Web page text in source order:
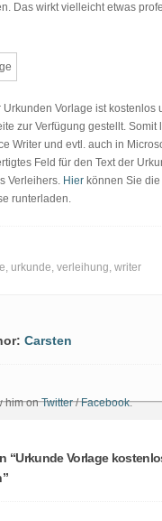
Das wirkt vielleicht etwas
Urkunden Vorlage ist kostenlos
zur Verfügung gestellt. Somit
Writer und evtl. auch in
Feld für den Text der
Verleihers. Hier können Sie
runterladen.
, urkunde, verleihung, writer
Carsten
him onTwitter/Facebook.
“Urkunde Vorlage
”